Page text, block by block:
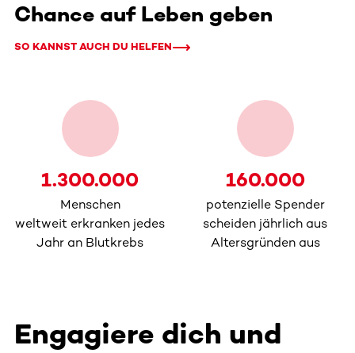
Chance auf Leben geben
SO KANNST AUCH DU HELFEN
1.300.000
Menschen
weltweit erkranken jedes
Jahr an Blutkrebs
160.000
potenzielle Spender
scheiden jährlich aus
Altersgründen aus
Engagiere dich und